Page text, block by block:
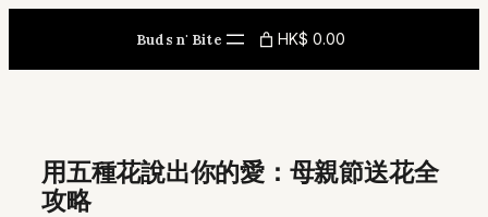
content
Buds n' Bite HK$ 0.00
用五種花說出你的愛：母親節送花全
攻略